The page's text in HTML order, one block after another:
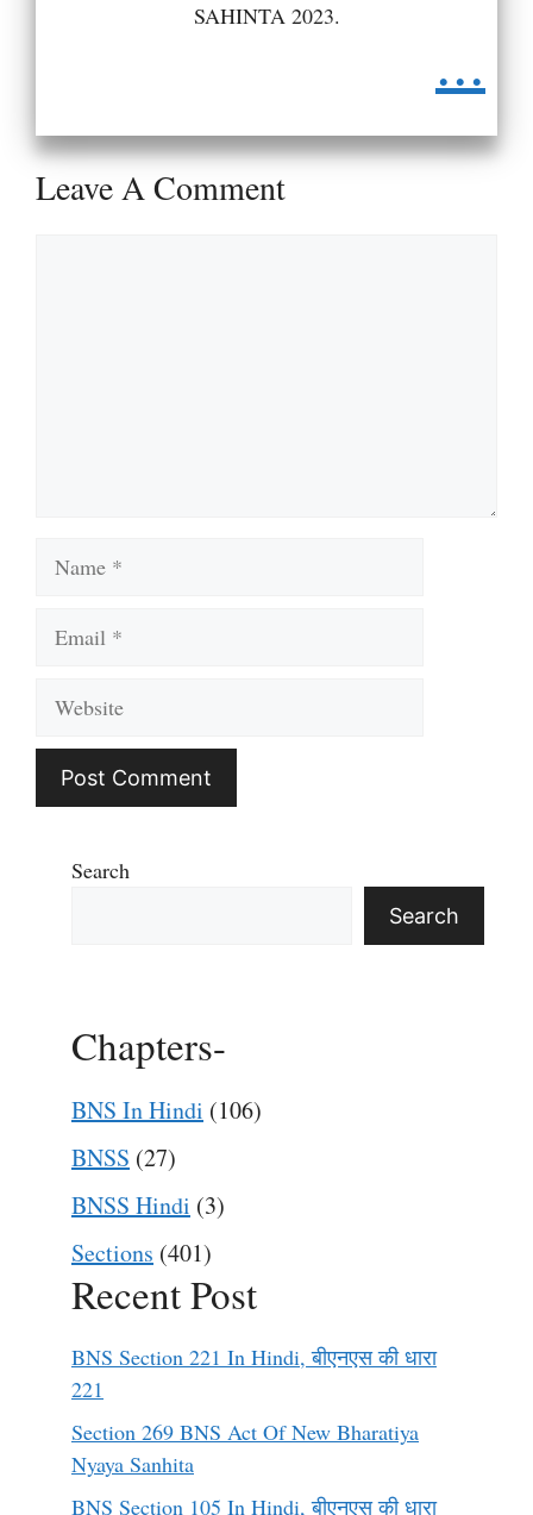
SAHINTA 2023.
...
Leave A Comment
Search
Search
Chapters-
BNS In Hindi (106)
BNSS (27)
BNSS Hindi (3)
Sections (401)
Recent Post
BNS Section 221 In Hindi, बीएनएस की धारा
221
Section 269 BNS Act Of New Bharatiya
Nyaya Sanhita
BNS Section 105 In Hindi, बीएनएस की धारा